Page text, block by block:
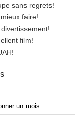
sans regrets!
faire!
film!